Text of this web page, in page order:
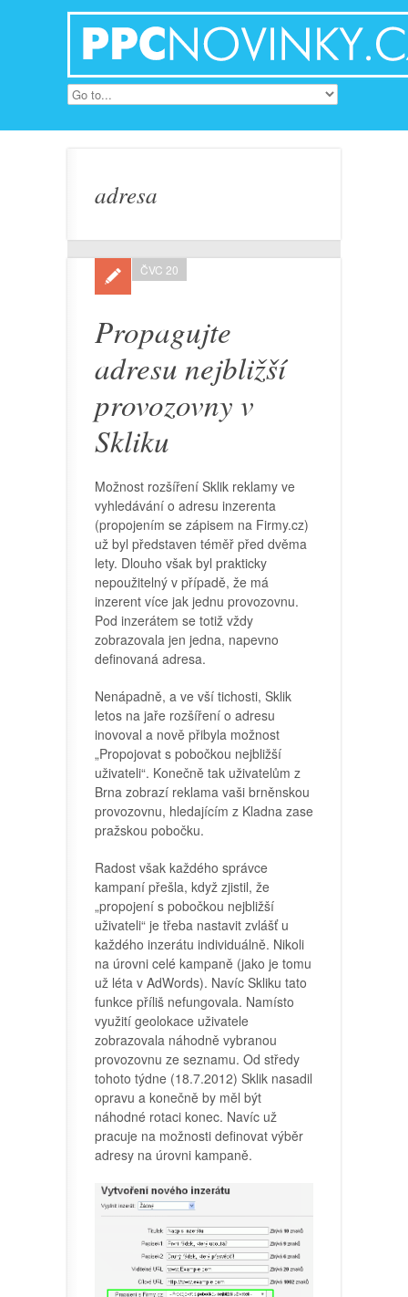
adresa
Propagujte
adresu nejbližší
provozovny v
Skliku
ČVC 20
Možnost rozšíření Sklik reklamy ve
vyhledávání o adresu inzerenta
(propojením se zápisem na Firmy.cz)
už byl představen téměř před dvěma
lety. Dlouho však byl prakticky
nepoužitelný v případě, že má
inzerent více jak jednu provozovnu.
Pod inzerátem se totiž vždy
zobrazovala jen jedna, napevno
definovaná adresa.
Nenápadně, a ve vší tichosti, Sklik
letos na jaře rozšíření o adresu
inovoval a nově přibyla možnost
„Propojovat s pobočkou nejbližší
uživateli“. Konečně tak uživatelům z
Brna zobrazí reklama vaši brněnskou
provozovnu, hledajícím z Kladna zase
pražskou pobočku.
Radost však každého správce
kampaní přešla, když zjistil, že
„propojení s pobočkou nejbližší
uživateli“ je třeba nastavit zvlášť u
každého inzerátu individuálně. Nikoli
na úrovni celé kampaně (jako je tomu
už léta v AdWords). Navíc Skliku tato
funkce příliš nefungovala. Namísto
využití geolokace uživatele
zobrazovala náhodně vybranou
provozovnu ze seznamu. Od středy
tohoto týdne (18.7.2012) Sklik nasadil
opravu a konečně by měl být
náhodné rotaci konec. Navíc už
pracuje na možnosti definovat výběr
adresy na úrovni kampaně.